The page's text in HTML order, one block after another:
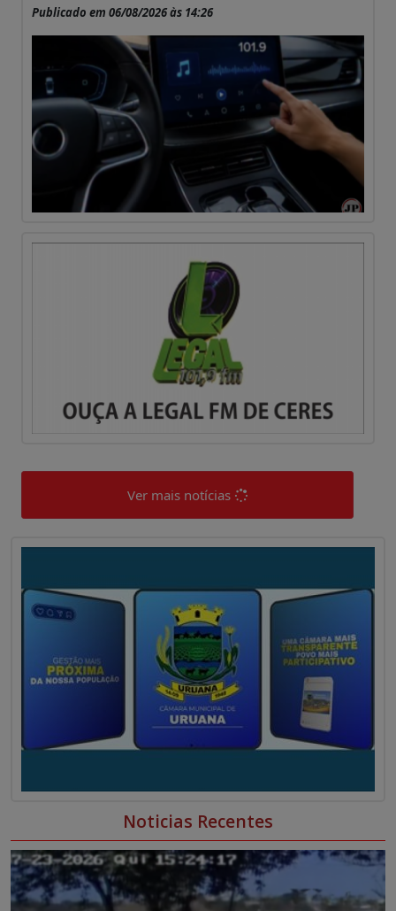
Publicado em 06/08/2026 às 14:26
Ver mais notícias
Noticias Recentes